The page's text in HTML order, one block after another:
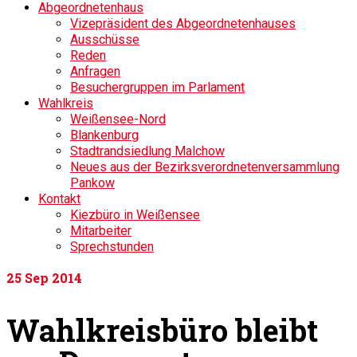
Abgeordnetenhaus
Vizepräsident des Abgeordnetenhauses
Ausschüsse
Reden
Anfragen
Besuchergruppen im Parlament
Wahlkreis
Weißensee-Nord
Blankenburg
Stadtrandsiedlung Malchow
Neues aus der Bezirksverordnetenversammlung
Pankow
Kontakt
Kiezbüro in Weißensee
Mitarbeiter
Sprechstunden
25 Sep 2014
Wahlkreisbüro bleibt